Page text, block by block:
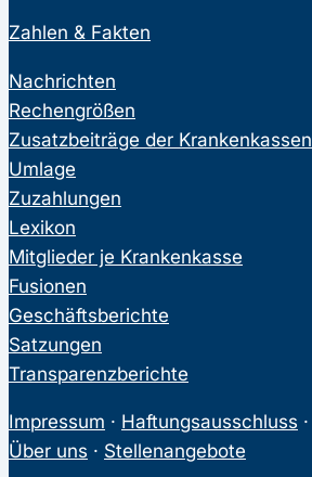
Zahlen & Fakten
Nachrichten
Rechengrößen
Zusatzbeiträge der Krankenkassen
Umlage
Zuzahlungen
Lexikon
Mitglieder je Krankenkasse
Fusionen
Geschäftsberichte
Satzungen
Transparenzberichte
Impressum · Haftungsausschluss ·
Über uns · Stellenangebote